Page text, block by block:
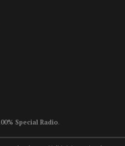
Special Radio.